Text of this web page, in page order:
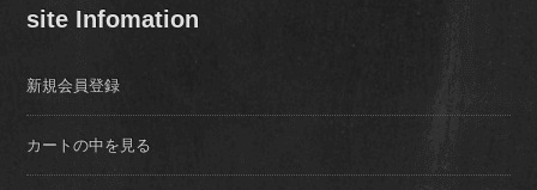
site Infomation
新規会員登録
カートの中を見る